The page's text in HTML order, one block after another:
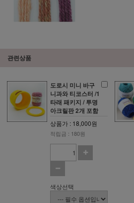
관련상품
도로시 미니 바구
니과와 티코스터 /1
타래 패키지 / 투명
아크릴판 2개 포함
상품가 : 18,000원
적립금 : 180원
색상선택